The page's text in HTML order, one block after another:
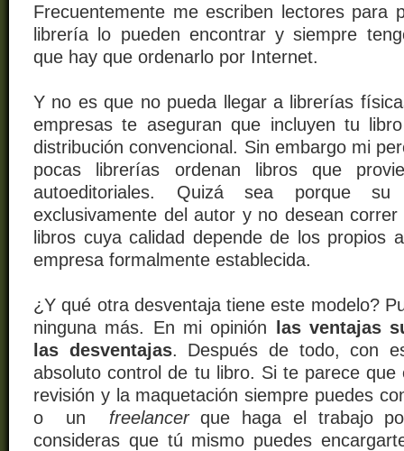
Frecuentemente me escriben lectores para
librería lo pueden encontrar y siempre
que hay que ordenarlo por Internet.
Y no es que no pueda llegar a librerías
empresas te aseguran que incluyen tu
distribución convencional. Sin embargo mi
pocas librerías ordenan libros que
autoeditoriales. Quizá sea porque su
exclusivamente del autor y no desean
libros cuya calidad depende de los propios
empresa formalmente establecida.
¿Y qué otra desventaja tiene este modelo?
ninguna más. En mi opinión
las ventajas
las desventajas. Después de todo, con
absoluto control de tu libro. Si te parece que
revisión y la maquetación siempre puedes
o un freelancerque haga el trabajo
consideras que tú mismo puedes